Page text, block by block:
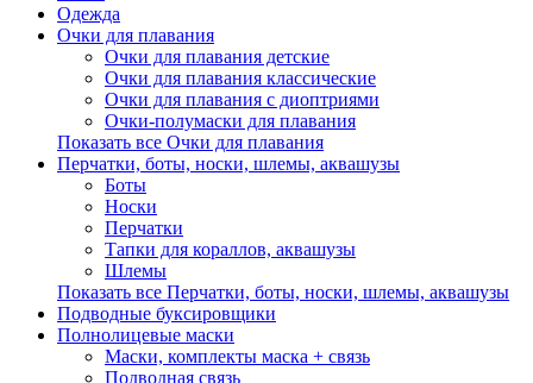
Одежда
Очки для плавания
Очки для плавания детские
Очки для плавания классические
Очки для плавания с диоптриями
Очки-полумаски для плавания
Показать все Очки для плавания
Перчатки, боты, носки, шлемы, аквашузы
Боты
Носки
Перчатки
Тапки для кораллов, аквашузы
Шлемы
Показать все Перчатки, боты, носки, шлемы, аквашузы
Подводные буксировщики
Полнолицевые маски
Маски, комплекты маска + связь
Подводная связь